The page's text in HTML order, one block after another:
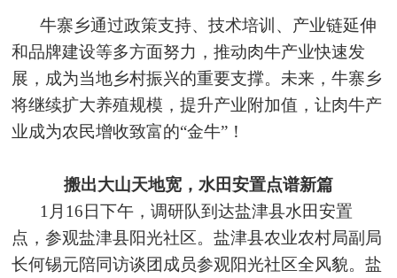
牛寨乡通过政策支持、技术培训、产业链延伸
和品牌建设等多方面努力，推动肉牛产业快速发
展，成为当地乡村振兴的重要支撑。未来，牛寨乡
将继续扩大养殖规模，提升产业附加值，让肉牛产
业成为农民增收致富的“金牛”！
搬出大山天地宽，水田安置点谱新篇
1月16日下午，调研队到达盐津县水田安置
点，参观盐津县阳光社区。盐津县农业农村局副局
长何锡元陪同访谈团成员参观阳光社区全风貌。盐